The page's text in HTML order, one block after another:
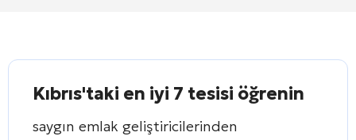
Kıbrıs'taki en iyi 7 tesisi öğrenin
saygın emlak geliştiricilerinden